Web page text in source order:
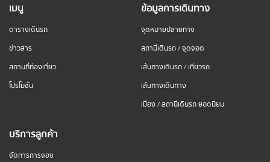
เมนู
ตารางเดินรถ
ข่าวสาร
สถานที่ท่องเที่ยว
โปรโมชั่น
ข้อมูลการเดินทาง
จุดหมายปลายทาง
สถานีเดินรถ / จุดจอด
เส้นทางเดินรถ / เที่ยวรถ
เส้นทางเดินทาง
เมือง / สถานีเดินรถ ยอดนิยม
บริการลูกค้า
จัดการการจอง